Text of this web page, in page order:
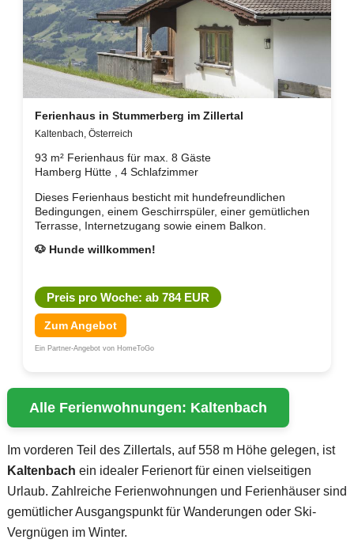
Ferienhaus in Stummerberg im Zillertal
Kaltenbach, Österreich
93 m² Ferienhaus für max. 8 Gäste
Hamberg Hütte , 4 Schlafzimmer
Dieses Ferienhaus besticht mit hundefreundlichen
Bedingungen, einem Geschirrspüler, einer gemütlichen
Terrasse, Internetzugang sowie einem Balkon.
🐶 Hunde willkommen!
Preis pro Woche: ab 784 EUR
Zum Angebot
Ein Partner-Angebot von HomeToGo
Alle Ferienwohnungen: Kaltenbach
Im vorderen Teil des Zillertals, auf 558 m Höhe gelegen, ist
Kaltenbach ein idealer Ferienort für einen vielseitigen
Urlaub. Zahlreiche Ferienwohnungen und Ferienhäuser sind
gemütlicher Ausgangspunkt für Wanderungen oder Ski-
Vergnügen im Winter.